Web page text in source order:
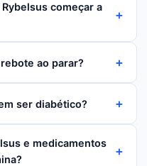
começar a
+
ao parar? +
ser diabético? +
e medicamentos
+